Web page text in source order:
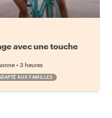
avec une touche
• 3 heures
AUX FAMILLES